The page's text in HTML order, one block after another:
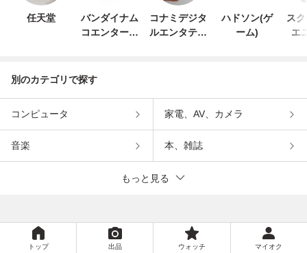
任天堂
バンダイナム
コエンターテ
コナミデジタ
ルエンタテイ
ハドソン(ゲ
ーム)
ス
エ
別のカテゴリで探す
コンピュータ 家電、AV、カメラ
音楽 本、雑誌
もっと見る
トップ 出品 ウォッチ マイオク